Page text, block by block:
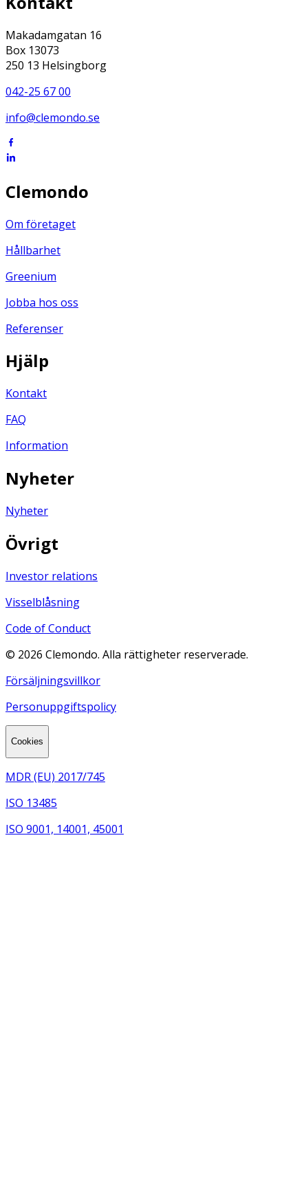
Makadamgatan 16
Box 13073
250 13 Helsingborg
042-25 67 00
info@clemondo.se
Clemondo
Om företaget
Hållbarhet
Greenium
Jobba hos oss
Referenser
Hjälp
Kontakt
FAQ
Information
Nyheter
Nyheter
Övrigt
Investor relations
Visselblåsning
Code of Conduct
© 2026 Clemondo. Alla rättigheter reserverade.
Försäljningsvillkor
Personuppgiftspolicy
Cookies
MDR (EU) 2017/745
ISO 13485
ISO 9001, 14001, 45001